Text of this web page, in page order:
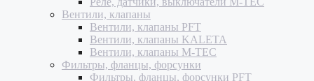
Вентили, клапаны
Вентили, клапаны PFT
Вентили, клапаны KALETA
Вентили, клапаны M-TEC
Фильтры, фланцы, форсунки
Фильтры, фланцы, форсунки PFT